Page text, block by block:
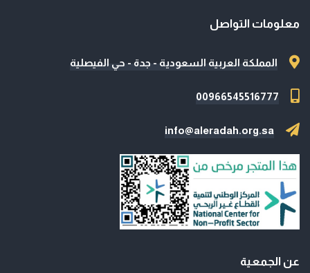
معلومات التواصل
المملكة العربية السعودية - جدة - حي الفيصلية
00966545516777
info@aleradah.org.sa
عن الجمعية